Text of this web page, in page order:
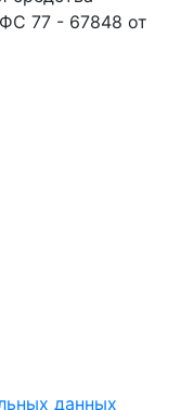
77 - 67848 от
данных